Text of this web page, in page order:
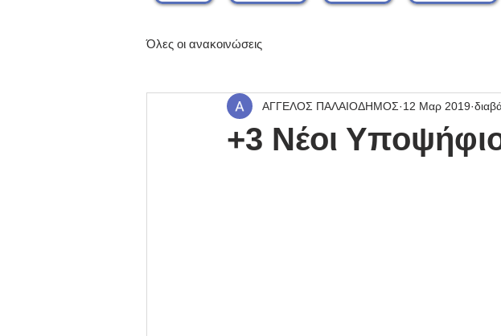
Όλες οι ανακοινώσεις
+3 Νέοι
ΑΓΓΕΛΟΣ ΠΑΛΑΙΟΔΗΜΟΣ 12 Μαρ 2019